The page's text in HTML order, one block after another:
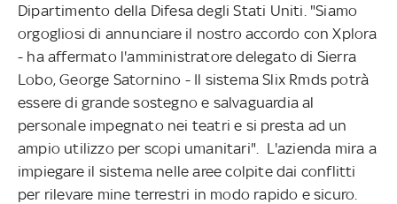
Dipartimento della Difesa degli Stati Uniti. "Siamo
orgogliosi di annunciare il nostro accordo con Xplora
- ha affermato l'amministratore delegato di Sierra
Lobo, George Satornino - Il sistema Slix Rmds potrà
essere di grande sostegno e salvaguardia al
personale impegnato nei teatri e si presta ad un
ampio utilizzo per scopi umanitari". L'azienda mira a
impiegare il sistema nelle aree colpite dai conflitti
per rilevare mine terrestri in modo rapido e sicuro.